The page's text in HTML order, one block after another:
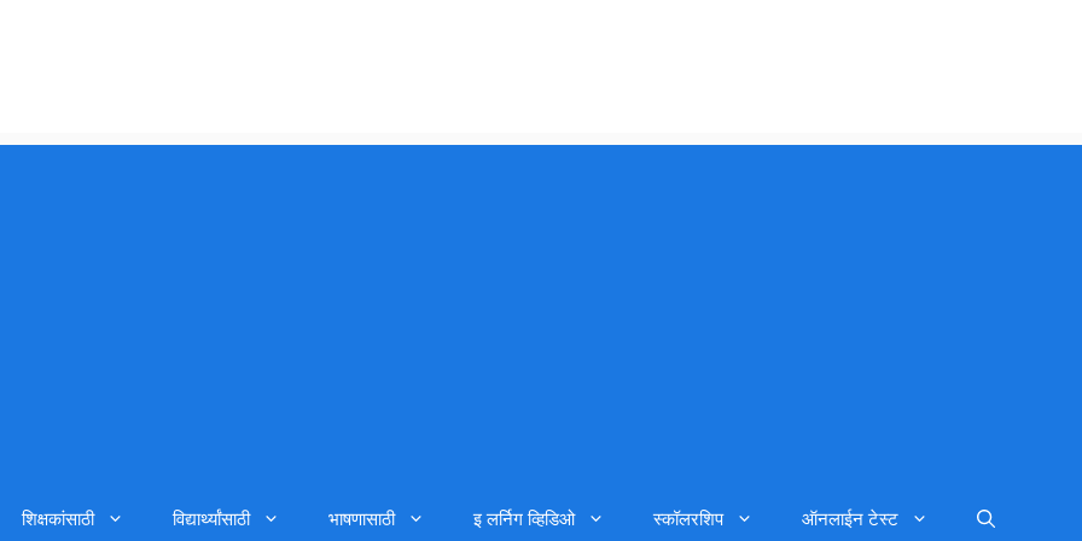
शिक्षकांसाठी विद्यार्थ्यांसाठी भाषणासाठी इ लर्निग व्हिडिओ स्कॉलरशिप ऑनलाईन टेस्ट